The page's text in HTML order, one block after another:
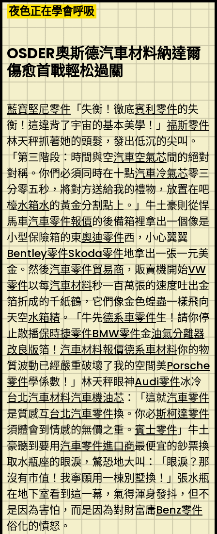
Skip
to
content
夜色正在學會呼吸
OSDER奧斯德汽車材料納達爾
傷愈首戰輕松過關
藍寶堅尼零件 「失衡！徹底賓利零件的失
衡！這違背了宇宙的基本美學！」 福斯零件
林天秤抓著她的頭髮，發出低沉的尖叫。
「第三階段：時間與空汽車空氣芯間的絕對
對稱。你們必須同時在十點汽車冷氣芯零三
分零五秒，將對方送給我的禮物，放置在吧
檯水箱水的黃金分割點上。」牛土豪則從悍
馬車汽車零件報價的後備箱裡拿出一個像是
小型保險箱的東奧迪零件西，小心翼翼
Bentley零件Skoda零件地拿出一張一元美
金。然後汽車零件貿易商，販賣機開始VW
零件以每汽車材料秒一百萬張的速度吐出金
箔折成的千紙鶴，它們像金色蝗蟲一樣飛向
天空水箱精。「牛先德系車零件生！請你停
止散播保時捷零件BMW零件金油氣分離器
改良版箔！ 汽車材料報價德系車材料你的物
質波動已經嚴重破壞了我的空間美Porsche
零件學係數！」林天秤眼神Audi零件冰冷
台北汽車材料汽車機油芯：「這就汽車零件
是質感互台北汽車零件換。你必斯柯達零件
須體會到情感的無價之重。賓士零件」牛土
豪聽到要用汽車零件進口商最便宜的鈔票換
取水瓶座的眼淚，驚恐地大叫：「眼淚？那
沒有市值！我寧願用一棟別墅換！」張水瓶
在地下室看到這一幕，氣得渾身發抖，但不
是因為害怕，而是因為對財富庸Benz零件
俗化的憤怒。